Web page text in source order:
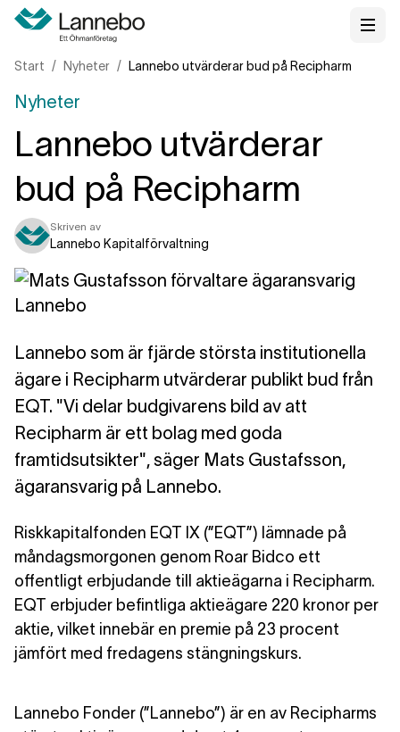
Start Nyheter Lannebo utvärderar bud på Recipharm
Nyheter
Lannebo utvärderar
bud på Recipharm
Skriven av
Lannebo Kapitalförvaltning
Lannebo som är fjärde största institutionella
ägare i Recipharm utvärderar publikt bud från
EQT. "Vi delar budgivarens bild av att
Recipharm är ett bolag med goda
framtidsutsikter", säger Mats Gustafsson,
ägaransvarig på Lannebo.
Riskkapitalfonden EQT IX (”EQT”) lämnade på
måndagsmorgonen genom Roar Bidco ett
offentligt erbjudande till aktieägarna i Recipharm.
EQT erbjuder befintliga aktieägare 220 kronor per
aktie, vilket innebär en premie på 23 procent
jämfört med fredagens stängningskurs.
Lannebo Fonder (”Lannebo”) är en av Recipharms